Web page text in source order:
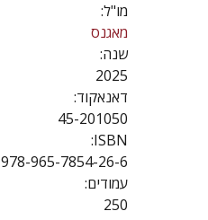
מו"ל:
מאגנס
שנה:
2025
דאנאקוד:
45-201050
ISBN:
978-965-7854-26-6
עמודים:
250